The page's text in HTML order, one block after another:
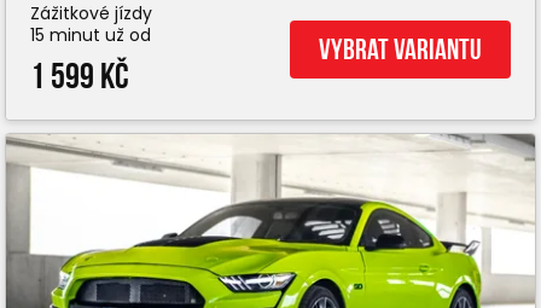
Zážitkové jízdy
15 minut už od
1 599 Kč
Vybrat variantu